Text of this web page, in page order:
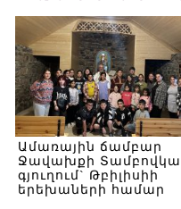
Ամառային ճամբար
Ջավախքի Տամբովկա
գյուղում` Թբիլիսիի
երեխաների համար